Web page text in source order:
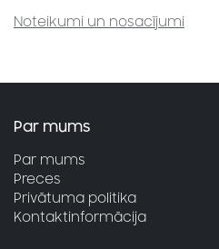
Noteikumi un nosacījumi
Par mums
Par mums
Preces
Privātuma politika
Kontaktinformācija